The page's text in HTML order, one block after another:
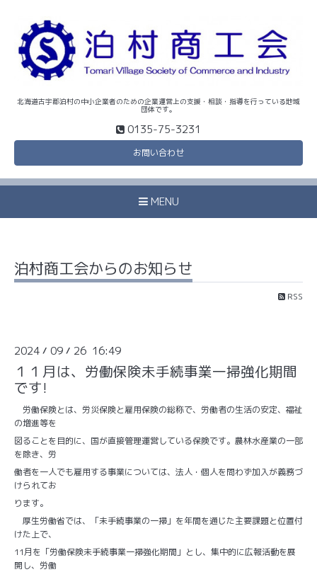
北海道古宇郡泊村の中小企業者のための企業運営上の支援・相談・指導を行っている地域
団体です。
0135-75-3231
お問い合わせ
MENU
泊村商工会からのお知らせ
RSS
2024 / 09 / 26 16:49
１１月は、労働保険未手続事業一掃強化期間
です!
労働保険とは、労災保険と雇用保険の総称で、労働者の生活の安定、福祉
の増進等を
図ることを目的に、国が直接管理運営している保険です。農林水産業の一部
を除き、労
働者を一人でも雇用する事業については、法人・個人を問わず加入が義務づ
けられてお
ります。
厚生労働省では、「未手続事業の一掃」を年間を通じた主要課題と位置付
けた上で、
11月を「労働保険未手続事業一掃強化期間」とし、集中的に広報活動を展
開し、労働